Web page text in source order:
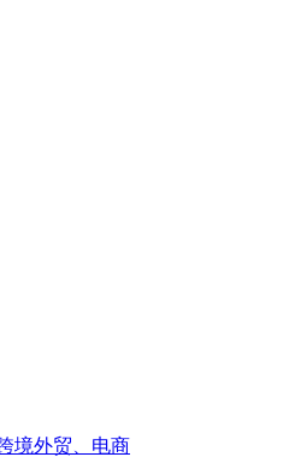
境外贸、电商